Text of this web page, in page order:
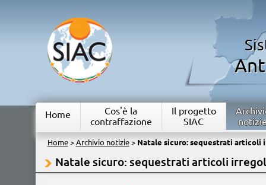
Home
Cos'è la
contraffazione
Il progetto
SIAC
Home> Archivio notizie> Natale sicuro: sequestrati articoli
Natale sicuro: sequestrati articoli